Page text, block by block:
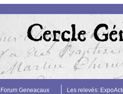
Forum Geneacaux Les relevés: